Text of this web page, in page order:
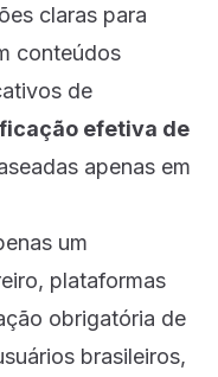
claras para
conteúdos
de
efetiva de
apenas em
um
plataformas
obrigatória de
brasileiros,